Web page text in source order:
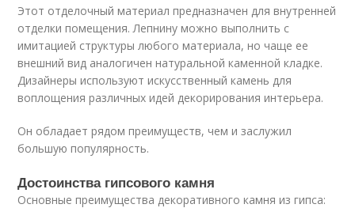
Этот отделочный материал предназначен для внутренней
отделки помещения. Лепнину можно выполнить с
имитацией структуры любого материала, но чаще ее
внешний вид аналогичен натуральной каменной кладке.
Дизайнеры используют искусственный камень для
воплощения различных идей декорирования интерьера.
Он обладает рядом преимуществ, чем и заслужил
большую популярность.
Достоинства гипсового камня
Основные преимущества декоративного камня из гипса: